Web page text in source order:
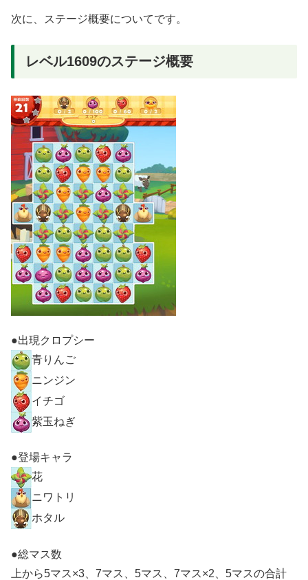
次に、ステージ概要についてです。
レベル1609のステージ概要
●出現クロプシー
青りんご
ニンジン
イチゴ
紫玉ねぎ
●登場キャラ
花
ニワトリ
ホタル
●総マス数
上から5マス×3、7マス、5マス、7マス×2、5マスの合計